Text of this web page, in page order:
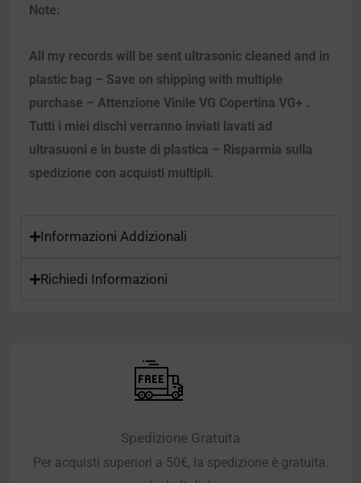
Note:
All my records will be sent ultrasonic cleaned and in
plastic bag – Save on shipping with multiple
purchase – Attenzione Vinile VG Copertina VG+ .
Tutti i miei dischi verranno inviati lavati ad
ultrasuoni e in buste di plastica – Risparmia sulla
spedizione con acquisti multipli.
Informazioni Addizionali
Richiedi Informazioni
Spedizione Gratuita
Per acquisti superiori a 50€, la spedizione è gratuita.